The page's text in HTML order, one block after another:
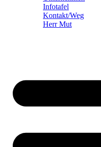
Infotafel
Kontakt/Weg
Herr Mut